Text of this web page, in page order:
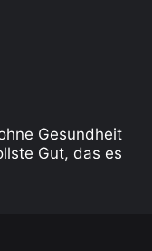
erleichtern
für eine
Gesundheit
Gut, das es